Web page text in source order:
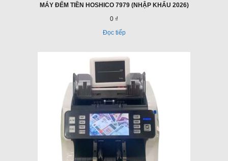
MÁY ĐẾM TIỀN HOSHICO 7979 (NHẬP KHẨU 2026)
0 ₫
Đọc tiếp